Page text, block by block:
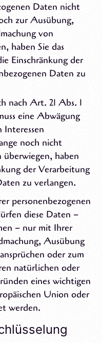
Daten nicht
zur Ausübung,
von
haben Sie das
Einschränkung der
Daten zu
nach Art. 21 Abs. 1
eine Abwägung
Interessen
noch nicht
überwiegen, haben
der Verarbeitung
zu verlangen.
personenbezogenen
diese Daten –
– nur mit Ihrer
Ausübung
oder zum
natürlichen oder
eines wichtigen
Union oder
werden.